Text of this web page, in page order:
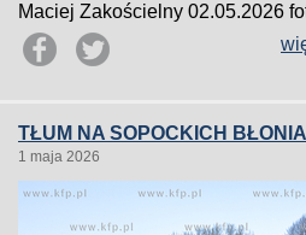
Maciej Zakościelny 02.05.2026
TŁUM NA SOPOCKICH
1 maja 2026